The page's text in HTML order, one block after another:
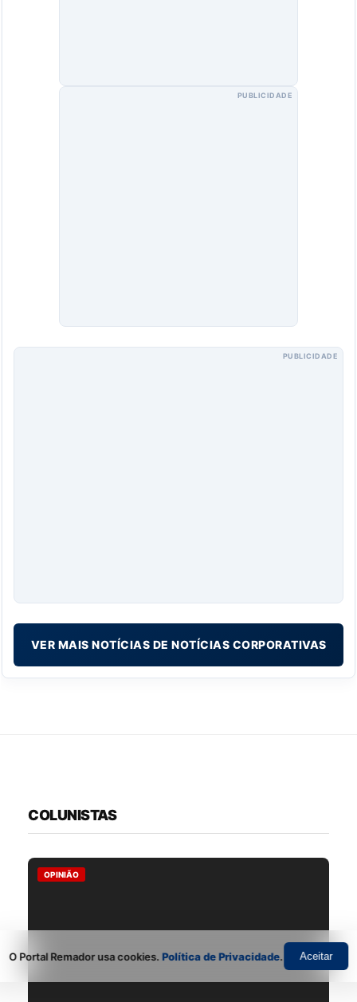
PUBLICIDADE
PUBLICIDADE
VER MAIS NOTÍCIAS DE NOTÍCIAS CORPORATIVAS
COLUNISTAS
OPINIÃO
O Portal Remador usa cookies.Política de Privacidade. Aceitar